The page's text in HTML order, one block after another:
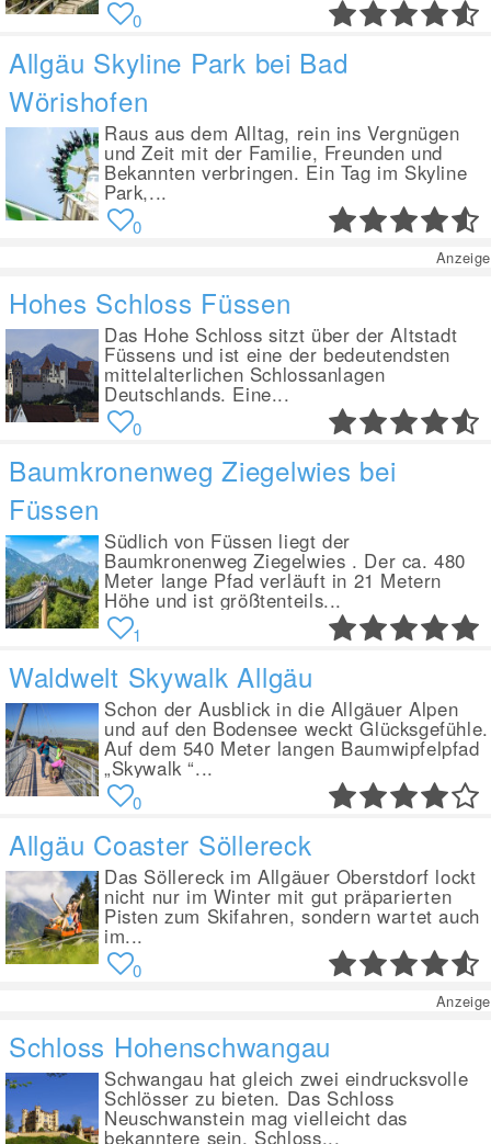
0
Allgäu Skyline Park bei Bad
Wörishofen
Raus aus dem Alltag, rein ins Vergnügen
und Zeit mit der Familie, Freunden und
Bekannten verbringen. Ein Tag im Skyline
Park,...
0
Anzeige
Hohes Schloss Füssen
Das Hohe Schloss sitzt über der Altstadt
Füssens und ist eine der bedeutendsten
mittelalterlichen Schlossanlagen
Deutschlands. Eine...
0
Baumkronenweg Ziegelwies bei
Füssen
Südlich von Füssen liegt der
Baumkronenweg Ziegelwies . Der ca. 480
Meter lange Pfad verläuft in 21 Metern
Höhe und ist größtenteils...
1
Waldwelt Skywalk Allgäu
Schon der Ausblick in die Allgäuer Alpen
und auf den Bodensee weckt Glücksgefühle.
Auf dem 540 Meter langen Baumwipfelpfad
„Skywalk “...
0
Allgäu Coaster Söllereck
Das Söllereck im Allgäuer Oberstdorf lockt
nicht nur im Winter mit gut präparierten
Pisten zum Skifahren, sondern wartet auch
im...
0
Anzeige
Schloss Hohenschwangau
Schwangau hat gleich zwei eindrucksvolle
Schlösser zu bieten. Das Schloss
Neuschwanstein mag vielleicht das
bekanntere sein, Schloss...